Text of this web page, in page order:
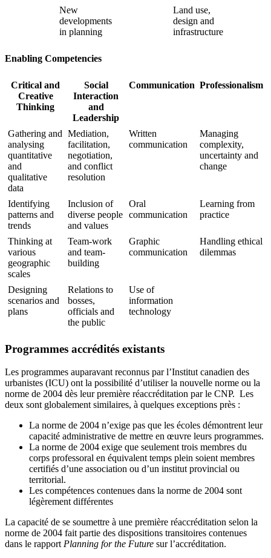
New
developments
in planning
Land use,
design and
infrastructure
Enabling Competencies
Critical and
Creative
Thinking
Social
Interaction
and
Leadership
Communication Professionalism
Gathering and
analysing
quantitative
and
qualitative
data
Mediation,
facilitation,
negotiation,
and conflict
resolution
Written
communication
Managing
complexity,
uncertainty and
change
Identifying
patterns and
trends
Inclusion of
diverse people
and values
Oral
communication
Learning from
practice
Thinking at
various
geographic
scales
Team-work
and team-
building
Graphic
communication
Handling ethical
dilemmas
Designing
scenarios and
plans
Relations to
bosses,
officials and
the public
Use of
information
technology
Programmes accrédités existants
Les programmes auparavant reconnus par l’Institut canadien des
urbanistes (ICU) ont la possibilité d’utiliser la nouvelle norme ou la
norme de 2004 dès leur première réaccréditation par le CNP. Les
deux sont globalement similaires, à quelques exceptions près :
La norme de 2004 n’exige pas que les écoles démontrent leur
capacité administrative de mettre en œuvre leurs programmes.
La norme de 2004 exige que seulement trois membres du
corps professoral en équivalent temps plein soient membres
certifiés d’une association ou d’un institut provincial ou
territorial.
Les compétences contenues dans la norme de 2004 sont
légèrement différentes
La capacité de se soumettre à une première réaccréditation selon la
norme de 2004 fait partie des dispositions transitoires contenues
dans le rapportPlanning for the Future sur l’accréditation.